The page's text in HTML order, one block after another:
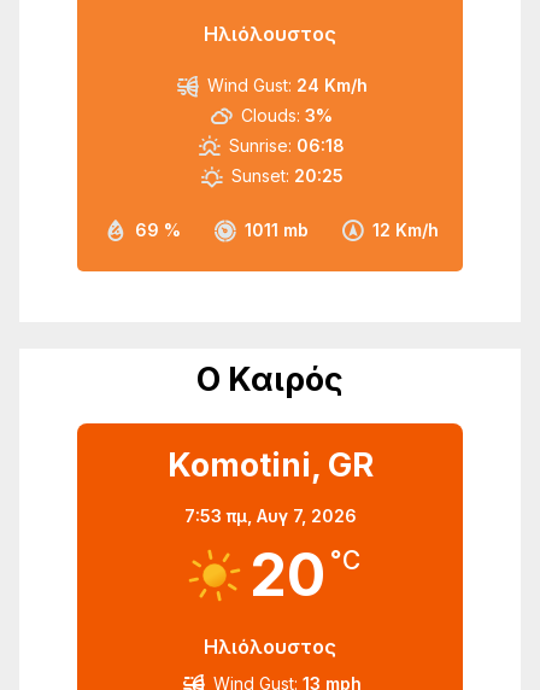
Ηλιόλουστος
69 % 1011 mb 12 Km/h
Wind Gust: 24 Km/h
Clouds: 3%
Sunrise: 06:18
Sunset: 20:25
Ο Καιρός
Komotini, GR
7:53 πμ, Αυγ 7, 2026
20 °C
Ηλιόλουστος
Wind Gust: 13 mph